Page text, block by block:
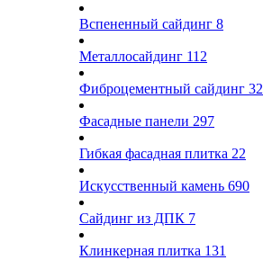
Вспененный сайдинг 8
Металлосайдинг 112
Фиброцементный сайдинг 32
Фасадные панели 297
Гибкая фасадная плитка 22
Искусственный камень 690
Сайдинг из ДПК 7
Клинкерная плитка 131